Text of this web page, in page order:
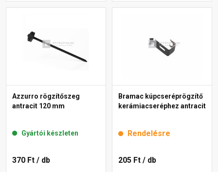
Azzurro rögzítőszeg
antracit 120 mm
Gyártói készleten
370 Ft / db
Bramac kúpcseréprögzítő
kerámiacseréphez antracit
Rendelésre
205 Ft / db